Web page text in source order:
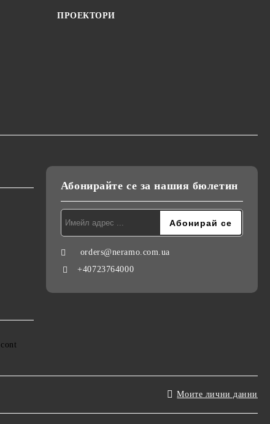
ПРОЕКТОРИ
Абонирайте се за нашия бюлетин
orders@neramo.com.ua
+40723764000
Моите лични данни